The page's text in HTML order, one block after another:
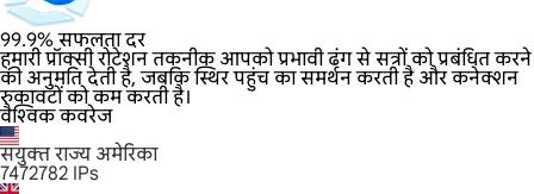
99.9% सफलता दर
हमारी प्रॉक्सी रोटेशन तकनीक आपको प्रभावी ढंग से सत्रों को प्रबंधित करने
की अनुमति देती है, जबकि स्थिर पहुंच का समर्थन करती है और कनेक्शन
रुकावटों को कम करती है।
वैश्विक कवरेज
संयुक्त राज्य अमेरिका
7472782 IPs